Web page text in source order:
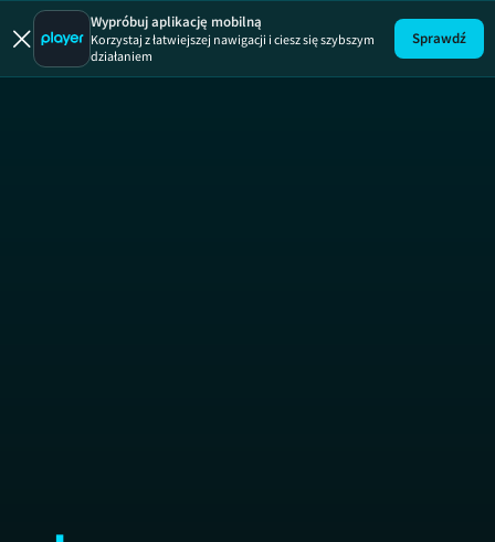
Wypróbuj aplikację mobilną
Korzystaj z łatwiejszej nawigacji i ciesz się szybszym
działaniem
Sprawdź